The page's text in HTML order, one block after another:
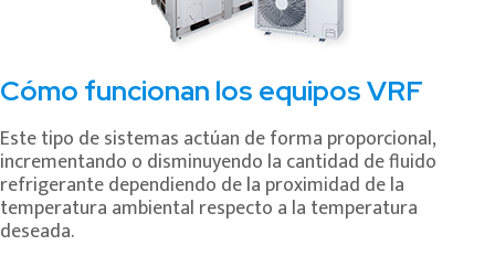
Cómo funcionan los equipos VRF
Este tipo de sistemas actúan de forma proporcional,
incrementando o disminuyendo la cantidad de fluido
refrigerante dependiendo de la proximidad de la
temperatura ambiental respecto a la temperatura
deseada.